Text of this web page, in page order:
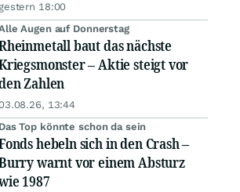
18:00
Augen auf Donnerstag
baut das nächste
– Aktie steigt vor
Zahlen
13:44
Das Top könnte schon da sein
hebeln sich in den Crash –
warnt vor einem Absturz
1987